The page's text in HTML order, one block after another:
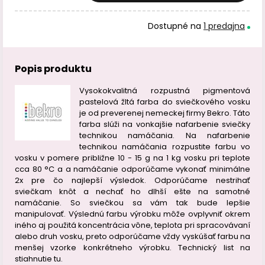
Dostupné na 1 predajna
Popis produktu
Vysokokvalitná rozpustná pigmentová
pastelová žltá farba do sviečkového vosku
je od preverenej nemeckej firmy Bekro. Táto
farba slúži na vonkajšie nafarbenie sviečky
technikou namáčania. Na nafarbenie
technikou namáčania rozpustite farbu vo
vosku v pomere približne 10 - 15 g na 1 kg vosku pri teplote
cca 80 °C a a namáčanie odporúčame vykonať minimálne
2x pre čo najlepší výsledok. Odporúčame nestrihať
sviečkam knôt a nechať ho dlhší ešte na samotné
namáčanie. So sviečkou sa vám tak bude lepšie
manipulovať. Výslednú farbu výrobku môže ovplyvniť okrem
iného aj použitá koncentrácia vône, teplota pri spracovávaní
alebo druh vosku, preto odporúčame vždy vyskúšať farbu na
menšej vzorke konkrétneho výrobku. Technický list na
stiahnutie tu.